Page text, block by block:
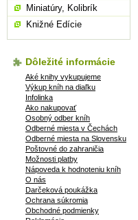
Miniatúry, Kolibrík
Knižné Edície
Dôležité informácie
Aké knihy vykupujeme
Výkup kníh na diaľku
Infolinka
Ako nakupovať
Osobný odber kníh
Odberné miesta v Čechách
Odberné miesta na Slovensku
Poštovné do zahraničia
Možnosti platby
Nápoveda k hodnoteniu kníh
O nás
Darčeková poukážka
Ochrana súkromia
Obchodné podmienky